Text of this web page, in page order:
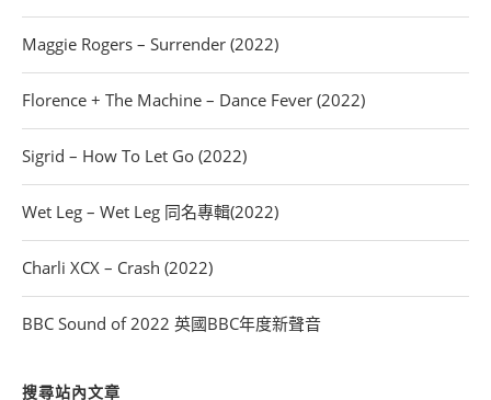
Maggie Rogers – Surrender (2022)
Florence + The Machine – Dance Fever (2022)
Sigrid – How To Let Go (2022)
Wet Leg – Wet Leg 同名專輯(2022)
Charli XCX – Crash (2022)
BBC Sound of 2022 英國BBC年度新聲音
搜尋站內文章